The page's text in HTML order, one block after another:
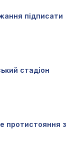
підписати
стадіон
протистояння з